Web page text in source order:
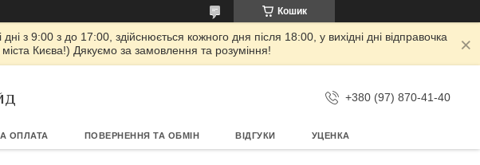
Кошик
з 9:00 з до 17:00, здійснюється кожного дня після 18:00, у вихідні дні відправочка
Києва!) Дякуємо за замовлення та розуміння!
+380 (97) 870-41-40
ОПЛАТА ПОВЕРНЕННЯ ТА ОБМІН ВІДГУКИ УЦЕНКА